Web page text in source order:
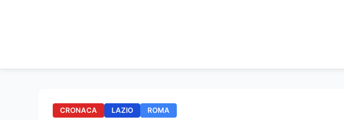
CRONACA LAZIO ROMA